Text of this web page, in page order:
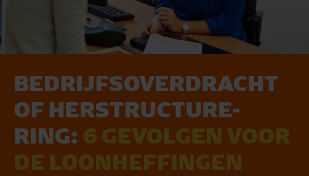
BE­DRIJFS­O­VER­DRACHT
OF HER­STRUC­TU­RE­
RING: 6 GEVOLGEN VOOR
DE LOON­HEF­FING­EN